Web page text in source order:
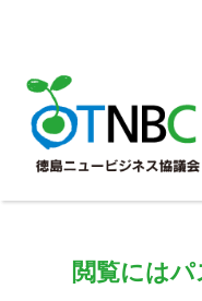
閲覧には